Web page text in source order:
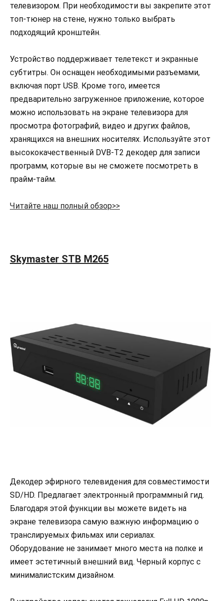
телевизором. При необходимости вы закрепите этот
топ-тюнер на стене, нужно только выбрать
подходящий кронштейн.
Устройство поддерживает телетекст и экранные
субтитры. Он оснащен необходимыми разъемами,
включая порт USB. Кроме того, имеется
предварительно загруженное приложение, которое
можно использовать на экране телевизора для
просмотра фотографий, видео и других файлов,
хранящихся на внешних носителях. Используйте этот
высококачественный DVB-T2 декодер для записи
программ, которые вы не сможете посмотреть в
прайм-тайм.
Читайте наш полный обзор>>
Skymaster STB M265
Декодер эфирного телевидения для совместимости
SD/HD. Предлагает электронный программный гид.
Благодаря этой функции вы можете видеть на
экране телевизора самую важную информацию о
транслируемых фильмах или сериалах.
Оборудование не занимает много места на полке и
имеет эстетичный внешний вид. Черный корпус с
минималистским дизайном.